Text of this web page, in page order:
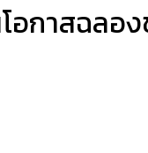
กาสฉลอง